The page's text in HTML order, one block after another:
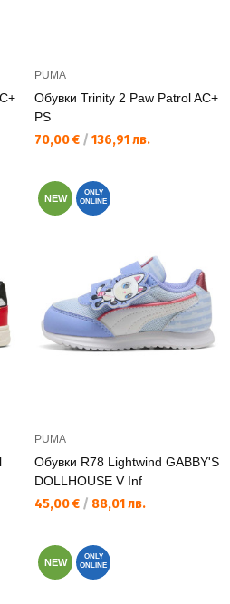
PUMA
Обувки Trinity 2 Paw Patrol AC+
PS
Текуща цена:
70,00 € / 136,91 лв.
NEW
ONLY
ONLINE
PUMA
Обувки R78 Lightwind GABBY'S
DOLLHOUSE V Inf
Текуща цена:
45,00 € / 88,01 лв.
NEW
ONLY
ONLINE